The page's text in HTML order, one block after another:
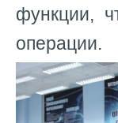
функции,
операции.